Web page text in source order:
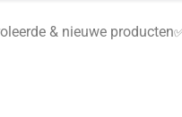
& nieuwe producten